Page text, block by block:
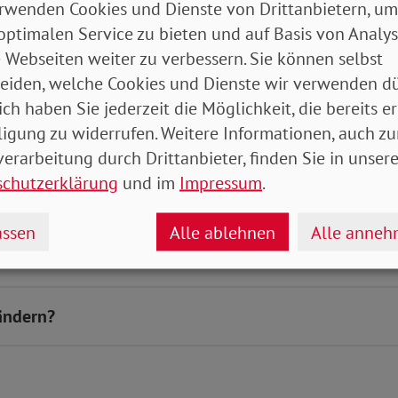
Thema Patientenverfügung
erteilen?
Cookies und Dienste von Drittanbietern,
Service zu bieten und auf Basis von
Webseiten weiter zu verbessern. Sie können selbst
welche Cookies und Dienste wir verwenden
haben Sie jederzeit die Möglichkeit, die bereits
zu widerrufen. Weitere Informationen, auch
durch Drittanbieter, finden Sie in
und im Impressum.
Alle ablehnen Alle